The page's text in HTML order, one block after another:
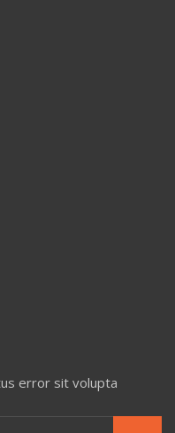
error sit volupta